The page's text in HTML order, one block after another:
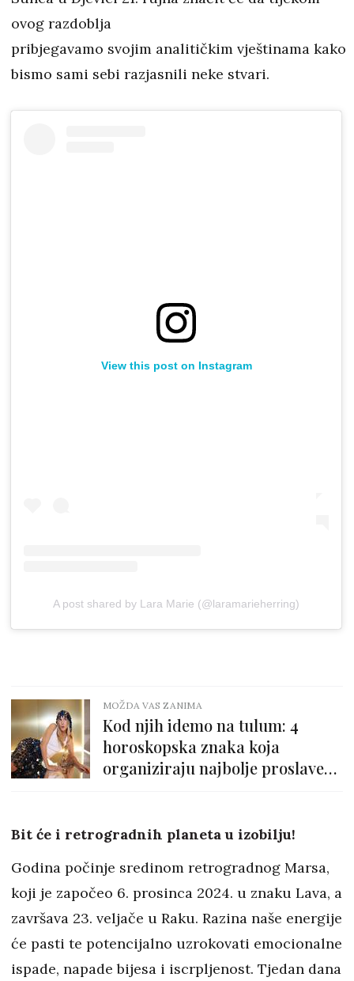
ovog razdoblja
pribjegavamo svojim analitičkim vještinama kako
bismo sami sebi razjasnili neke stvari.
View this post on Instagram
A post shared by Lara Marie (@laramarieherring)
MOŽDA VAS ZANIMA
Kod njih idemo na tulum: 4
horoskopska znaka koja
organiziraju najbolje proslave
Bit će i retrogradnih planeta u izobilju!
Godina počinje sredinom retrogradnog Marsa,
koji je započeo 6. prosinca 2024. u znaku Lava, a
završava 23. veljače u Raku. Razina naše energije
će pasti te potencijalno uzrokovati emocionalne
ispade, napade bijesa i iscrpljenost. Tjedan dana